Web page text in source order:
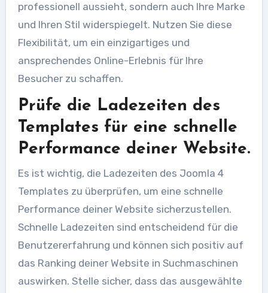
professionell aussieht, sondern auch Ihre Marke
und Ihren Stil widerspiegelt. Nutzen Sie diese
Flexibilität, um ein einzigartiges und
ansprechendes Online-Erlebnis für Ihre
Besucher zu schaffen.
Prüfe die Ladezeiten des
Templates für eine schnelle
Performance deiner Website.
Es ist wichtig, die Ladezeiten des Joomla 4
Templates zu überprüfen, um eine schnelle
Performance deiner Website sicherzustellen.
Schnelle Ladezeiten sind entscheidend für die
Benutzererfahrung und können sich positiv auf
das Ranking deiner Website in Suchmaschinen
auswirken. Stelle sicher, dass das ausgewählte